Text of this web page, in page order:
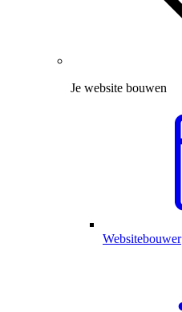
Je website bouwen
Websitebouwer